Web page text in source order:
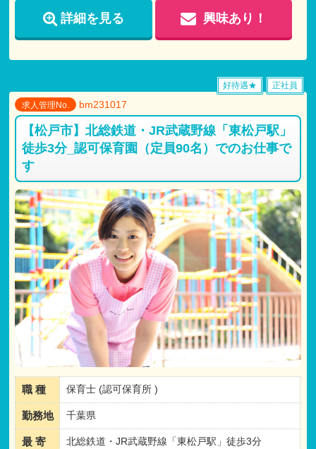
【試用期間】
試用期間 有 3ヶ月間
仕事内容：本採用時と変わらず
詳細を見る 興味あり！
求人管理No. bm231017
【松戸市】北総鉄道・JR武蔵野線「東松戸駅」
徒歩3分_認可保育園（定員90名）でのお仕事で
す
好待遇★ 正社員
職 種 保育士 (認可保育所 )
勤務地 千葉県
最 寄 北総鉄道・JR武蔵野線「東松戸駅」徒歩3分